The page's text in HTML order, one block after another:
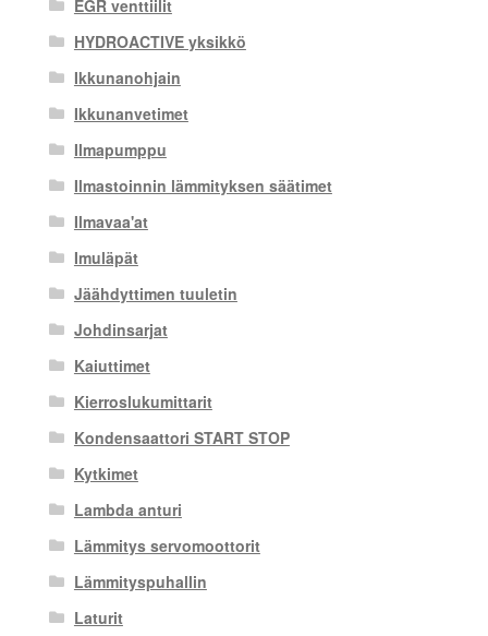
EGR venttiilit
HYDROACTIVE yksikkö
Ikkunanohjain
Ikkunanvetimet
Ilmapumppu
Ilmastoinnin lämmityksen säätimet
Ilmavaa'at
Imuläpät
Jäähdyttimen tuuletin
Johdinsarjat
Kaiuttimet
Kierroslukumittarit
Kondensaattori START STOP
Kytkimet
Lambda anturi
Lämmitys servomoottorit
Lämmityspuhallin
Laturit